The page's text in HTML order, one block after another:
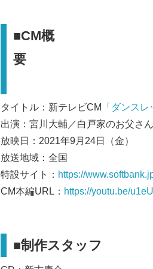
■CM概
タイトル：新テレビCM 「ダンス
出演：宮川大輔／白戸家のお父さん
放映日：2021年9月24日（金）
放送地域：全国
特設サイト： https://
CM本編URL： https://youtu.be/
■制作スタッフ